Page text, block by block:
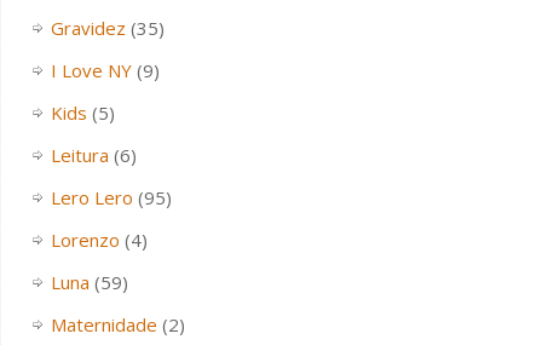
Gravidez (35)
I Love NY(9)
Kids (5)
Leitura (6)
Lero Lero (95)
Lorenzo (4)
Luna (59)
Maternidade (2)